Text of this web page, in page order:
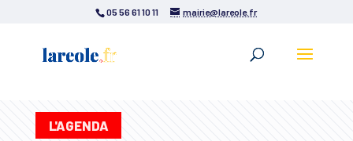
05 56 61 10 11 mairie@lareole.fr
L'AGENDA